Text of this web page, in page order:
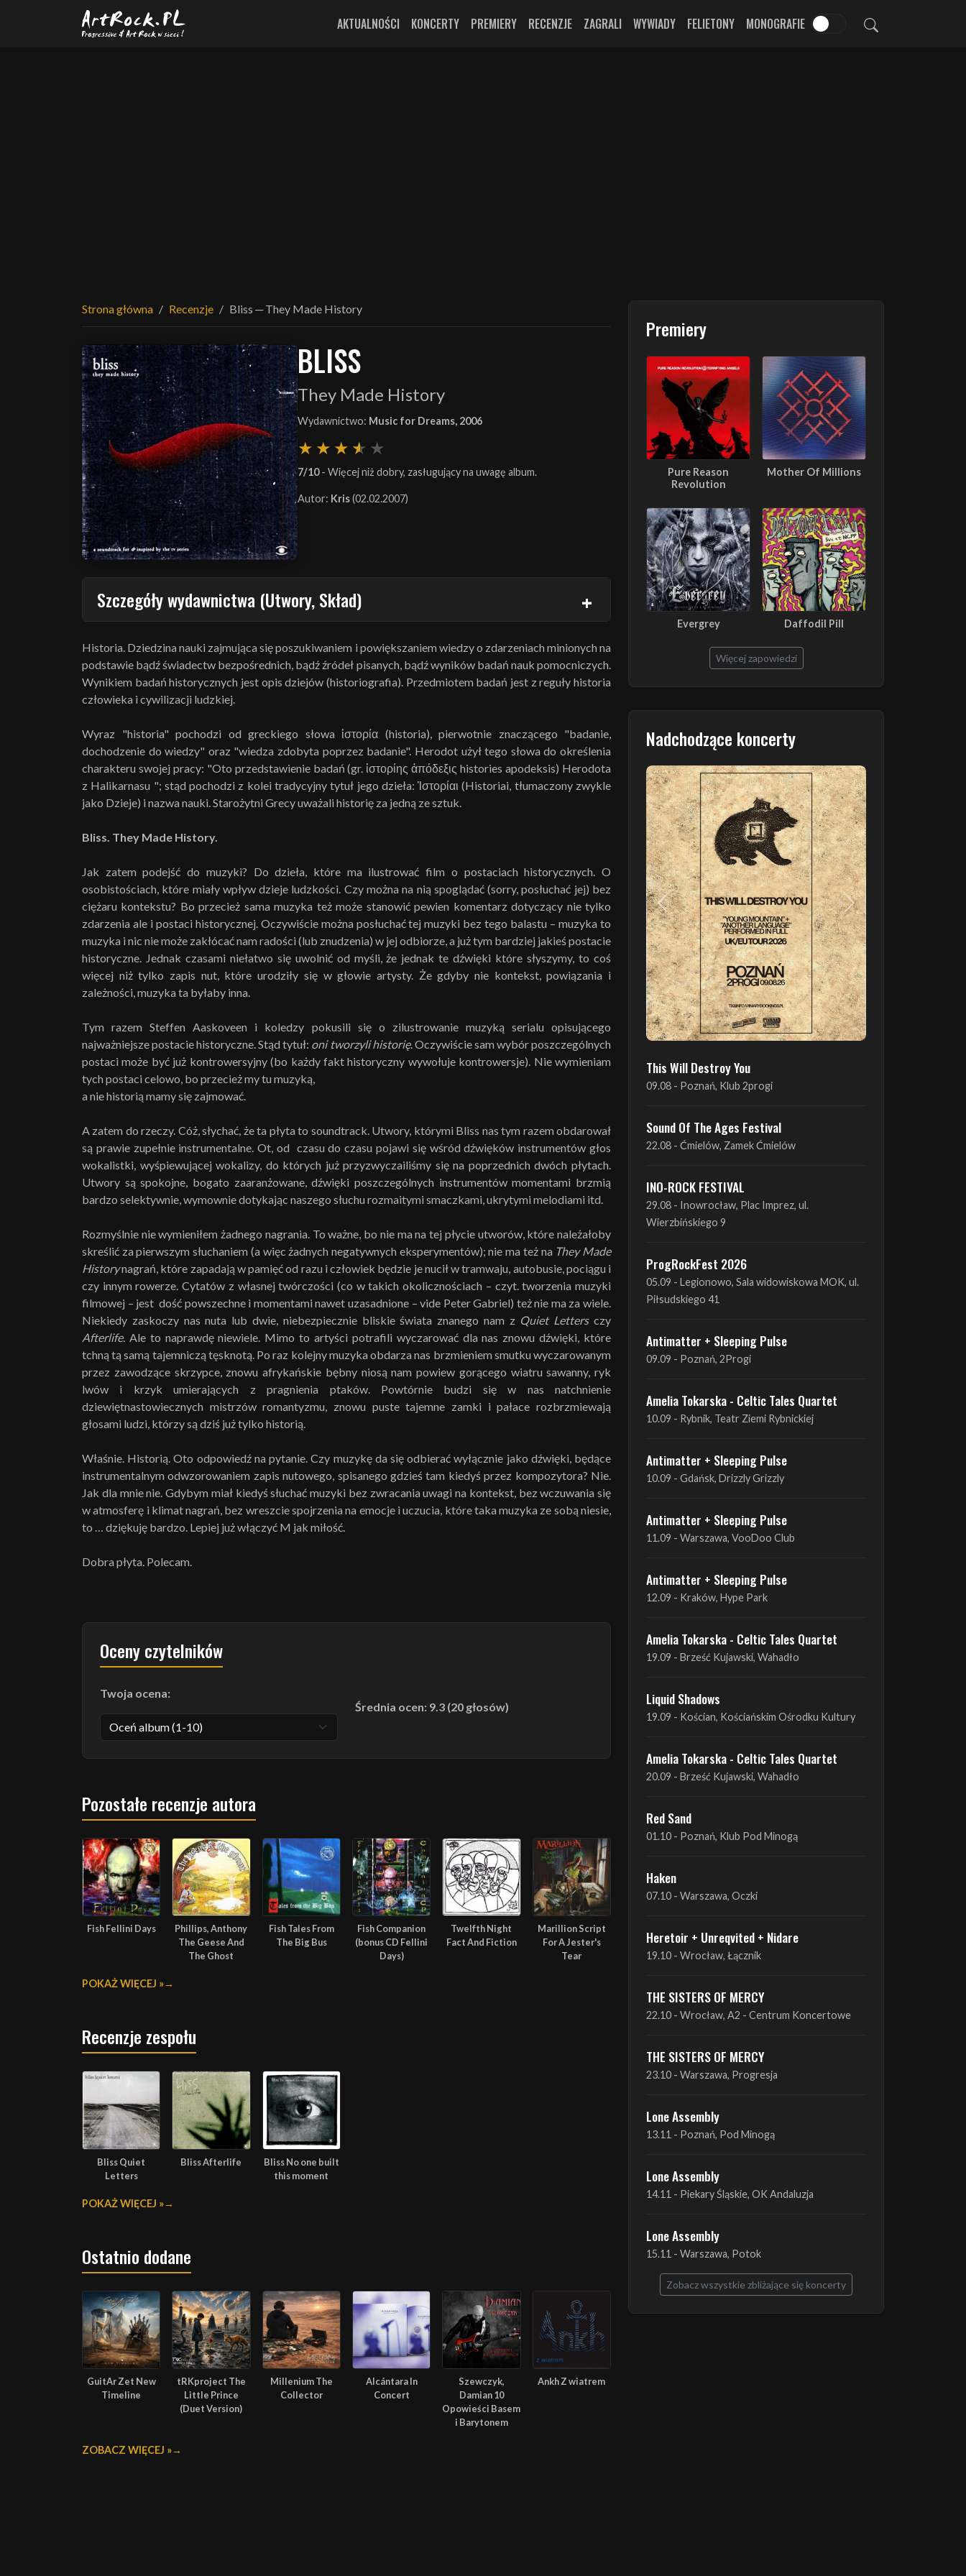
Przejdź do treści głównej
AKTUALNOŚCI KONCERTY PREMIERY RECENZJE ZAGRALI WYWIADY FELIETONY MONOGRAFIE
Strona główna Recenzje Bliss ─ They Made History
BLISS
They Made History
Wydawnictwo: Music for Dreams, 2006
7/10- Więcej niż dobry, zasługujący na uwagę album.
Autor: Kris(02.02.2007)
Szczegóły wydawnictwa (Utwory, Skład)
Historia. Dziedzina nauki zajmująca się poszukiwaniem i powiększaniem wiedzy o zdarzeniach minionych na
podstawie bądź świadectw bezpośrednich, bądź źródeł pisanych, bądź wyników badań nauk pomocniczych.
Wynikiem badań historycznych jest opis dziejów (historiografia). Przedmiotem badań jest z reguły historia
człowieka i cywilizacji ludzkiej.
Wyraz "historia" pochodzi od greckiego słowa ἱστορία (historia), pierwotnie znaczącego "badanie,
dochodzenie do wiedzy" oraz "wiedza zdobyta poprzez badanie". Herodot użył tego słowa do określenia
charakteru swojej pracy: "Oto przedstawienie badań (gr. ἱστορίης ἀπόδεξις histories apodeksis) Herodota
z Halikarnasu "; stąd pochodzi z kolei tradycyjny tytuł jego dzieła: Ἱστορίαι (Historiai, tłumaczony zwykle
jako Dzieje) i nazwa nauki. Starożytni Grecy uważali historię za jedną ze sztuk.
Bliss. They Made History.
Jak zatem podejść do muzyki? Do dzieła, które ma ilustrować film o postaciach historycznych. O
osobistościach, które miały wpływ dzieje ludzkości. Czy można na nią spoglądać (sorry, posłuchać jej) bez
ciężaru kontekstu? Bo przecież sama muzyka też może stanowić pewien komentarz dotyczący nie tylko
zdarzenia ale i postaci historycznej. Oczywiście można posłuchać tej muzyki bez tego balastu – muzyka to
muzyka i nic nie może zakłócać nam radości (lub znudzenia) w jej odbiorze, a już tym bardziej jakieś postacie
historyczne. Jednak czasami niełatwo się uwolnić od myśli, że jednak te dźwięki które słyszymy, to coś
więcej niż tylko zapis nut, które urodziły się w głowie artysty. Że gdyby nie kontekst, powiązania i
zależności, muzyka ta byłaby inna.
Tym razem Steffen Aaskoveen i koledzy pokusili się o zilustrowanie muzyką serialu opisującego
najważniejsze postacie historyczne. Stąd tytuł: oni tworzyli historię. Oczywiście sam wybór poszczególnych
postaci może być już kontrowersyjny (bo każdy fakt historyczny wywołuje kontrowersje). Nie wymieniam
tych postaci celowo, bo przecież my tu muzyką,
a nie historią mamy się zajmować.
A zatem do rzeczy. Cóż, słychać, że ta płyta to soundtrack. Utwory, którymi Bliss nas tym razem obdarował
są prawie zupełnie instrumentalne. Ot, od czasu do czasu pojawi się wśród dźwięków instrumentów głos
wokalistki, wyśpiewującej wokalizy, do których już przyzwyczailiśmy się na poprzednich dwóch płytach.
Utwory są spokojne, bogato zaaranżowane, dźwięki poszczególnych instrumentów momentami brzmią
bardzo selektywnie, wymownie dotykając naszego słuchu rozmaitymi smaczkami, ukrytymi melodiami itd.
Rozmyślnie nie wymieniłem żadnego nagrania. To ważne, bo nie ma na tej płycie utworów, które należałoby
skreślić za pierwszym słuchaniem (a więc żadnych negatywnych eksperymentów); nie ma też na They Made
Historynagrań, które zapadają w pamięć od razu i człowiek będzie je nucił w tramwaju, autobusie, pociągu i
czy innym rowerze. Cytatów z własnej twórczości (co w takich okolicznościach – czyt. tworzenia muzyki
filmowej – jest dość powszechne i momentami nawet uzasadnione – vide Peter Gabriel) też nie ma za wiele.
Niekiedy zaskoczy nas nuta lub dwie, niebezpiecznie bliskie świata znanego nam z Quiet Lettersczy
Afterlife. Ale to naprawdę niewiele. Mimo to artyści potrafili wyczarować dla nas znowu dźwięki, które
tchną tą samą tajemniczą tęsknotą. Po raz kolejny muzyka obdarza nas brzmieniem smutku wyczarowanym
przez zawodzące skrzypce, znowu afrykańskie bębny niosą nam powiew gorącego wiatru sawanny, ryk
lwów i krzyk umierających z pragnienia ptaków. Powtórnie budzi się w nas natchnienie
dziewiętnastowiecznych mistrzów romantyzmu, znowu puste tajemne zamki i pałace rozbrzmiewają
głosami ludzi, którzy są dziś już tylko historią.
Właśnie. Historią. Oto odpowiedź na pytanie. Czy muzykę da się odbierać wyłącznie jako dźwięki, będące
instrumentalnym odwzorowaniem zapis nutowego, spisanego gdzieś tam kiedyś przez kompozytora? Nie.
Jak dla mnie nie. Gdybym miał kiedyś słuchać muzyki bez zwracania uwagi na kontekst, bez wczuwania się
w atmosferę i klimat nagrań, bez wreszcie spojrzenia na emocje i uczucia, które taka muzyka ze sobą niesie,
to … dziękuję bardzo. Lepiej już włączyć M jak miłość.
Dobra płyta. Polecam.
Oceny czytelników
Twoja ocena:
Średnia ocen: 9.3 (20 głosów)
Pozostałe recenzje autora
Fish Fellini Days
Phillips, Anthony
The Geese And
The Ghost
Fish Tales From
The Big Bus
Fish Companion
(bonus CD Fellini
Days)
Twelfth Night
Fact And Fiction
Marillion Script
For A Jester's
Tear
POKAŻ WIĘCEJ »
Recenzje zespołu
Bliss Quiet
Letters
Bliss Afterlife
Bliss No one built
this moment
POKAŻ WIĘCEJ »
Ostatnio dodane
GuitAr Zet New
Timeline
tRKproject The
Little Prince
(Duet Version)
Millenium The
Collector
Alcántara In
Concert
Szewczyk,
Damian 10
Opowieści Basem
i Barytonem
Ankh Z wiatrem
ZOBACZ WIĘCEJ »
Premiery
Pure Reason
Revolution
Mother Of Millions
Evergrey Daffodil Pill
Więcej zapowiedzi
Nadchodzące koncerty
Poprzedni Następny
This Will Destroy You
09.08 - Poznań, Klub 2progi
Sound Of The Ages Festival
22.08 - Ćmielów, Zamek Ćmielów
INO-ROCK FESTIVAL
29.08 - Inowrocław, Plac Imprez, ul.
ProgRockFest 2026
05.09 - Legionowo, Sala widowiskowa MOK, ul.
Antimatter + Sleeping Pulse
09.09 - Poznań, 2Progi
Amelia Tokarska - Celtic Tales Quartet
10.09 - Rybnik, Teatr Ziemi Rybnickiej
Antimatter + Sleeping Pulse
10.09 - Gdańsk, Drizzly Grizzly
Antimatter + Sleeping Pulse
11.09 - Warszawa, VooDoo Club
Antimatter + Sleeping Pulse
12.09 - Kraków, Hype Park
Amelia Tokarska - Celtic Tales Quartet
19.09 - Brześć Kujawski, Wahadło
Liquid Shadows
19.09 - Kościan, Kościańskim Ośrodku Kultury
Amelia Tokarska - Celtic Tales Quartet
20.09 - Brześć Kujawski, Wahadło
Red Sand
01.10 - Poznań, Klub Pod Minogą
Haken
07.10 - Warszawa, Oczki
Heretoir + Unreqvited + Nidare
19.10 - Wrocław, Łącznik
THE SISTERS OF MERCY
22.10 - Wrocław, A2 - Centrum Koncertowe
THE SISTERS OF MERCY
23.10 - Warszawa, Progresja
Lone Assembly
13.11 - Poznań, Pod Minogą
Lone Assembly
14.11 - Piekary Śląskie, OK Andaluzja
Lone Assembly
15.11 - Warszawa, Potok
Zobacz wszystkie zbliżające się koncerty